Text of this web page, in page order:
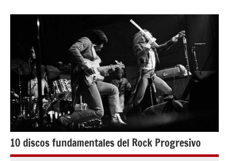
INVESTIGACIÓN
MUSICAL
10 discos fundamentales del Rock Progresivo